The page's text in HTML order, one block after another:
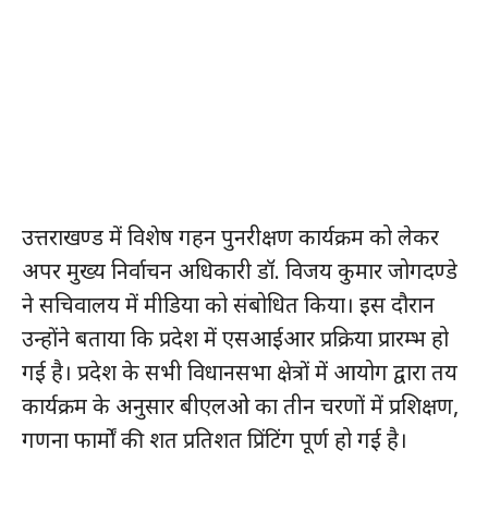
उत्तराखण्ड में विशेष गहन पुनरीक्षण कार्यक्रम को लेकर
अपर मुख्य निर्वाचन अधिकारी डॉ. विजय कुमार जोगदण्डे
ने सचिवालय में मीडिया को संबोधित किया। इस दौरान
उन्होंने बताया कि प्रदेश में एसआईआर प्रक्रिया प्रारम्भ हो
गई है। प्रदेश के सभी विधानसभा क्षेत्रों में आयोग द्वारा तय
कार्यक्रम के अनुसार बीएलओ का तीन चरणों में प्रशिक्षण,
गणना फार्मों की शत प्रतिशत प्रिंटिंग पूर्ण हो गई है।